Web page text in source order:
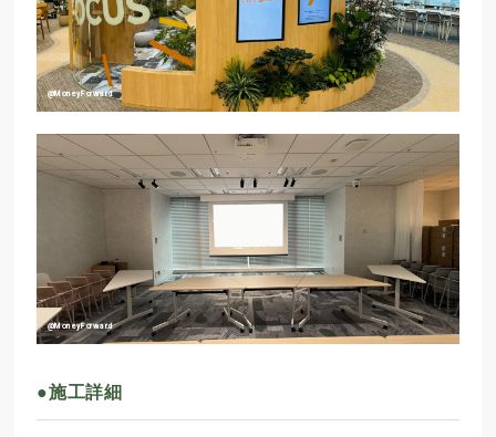
@MoneyForward
@MoneyForward
●施工詳細